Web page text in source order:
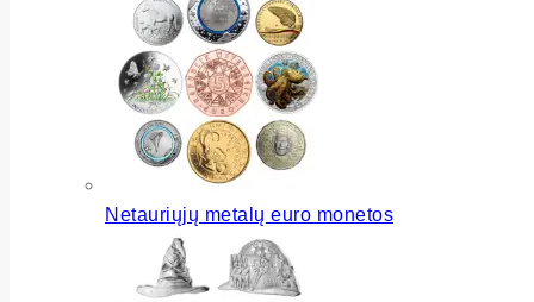
Netauriųjų metalų euro monetos